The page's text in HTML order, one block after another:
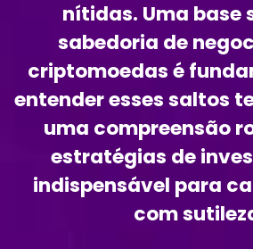
nítidas. Uma base
sabedoria de
criptomoedas é
entender esses saltos
uma compreensão
estratégias de
indispensável para
com